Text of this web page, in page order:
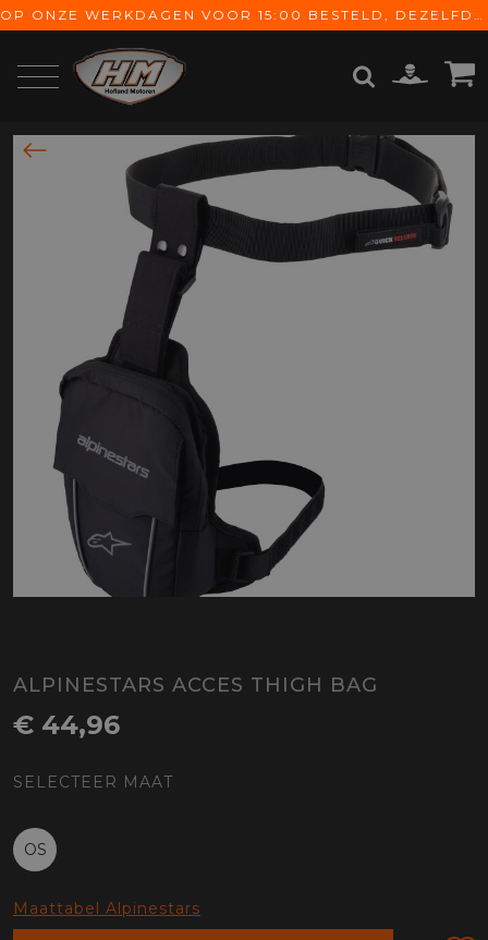
OP ONZE WERKDAGEN VOOR 15:00 BESTELD, DEZELFDE DAG VERZONDEN! GRATIS VERZENDING VANAF € 65,-
ZOEKEN
ALPINESTARS ACCES THIGH BAG
€ 44,96
SELECTEER MAAT
OS
Maattabel Alpinestars